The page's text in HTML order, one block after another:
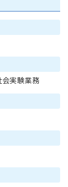
会実験業務